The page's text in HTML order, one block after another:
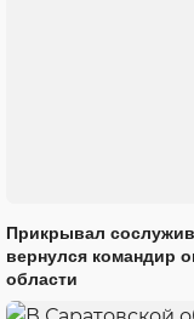
Прикрывал
вернулся командир
области